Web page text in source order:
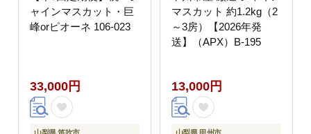
ャインマスカット・巨
峰orピオーネ 106-023
33,000円
山梨県 笛吹市
マスカット 約1.2kg（2
～3房）【2026年発
送】（APX）B-195
13,000円
山梨県 甲州市